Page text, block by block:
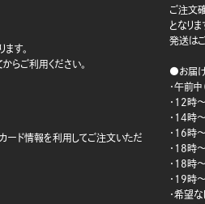
す。
らご利用ください。
ード情報を利用してご注文いただ
ご注文
となり
発送は
●お届
・午前
・12時
・14時
・16時
・18時
・18時
・19時
・希望な